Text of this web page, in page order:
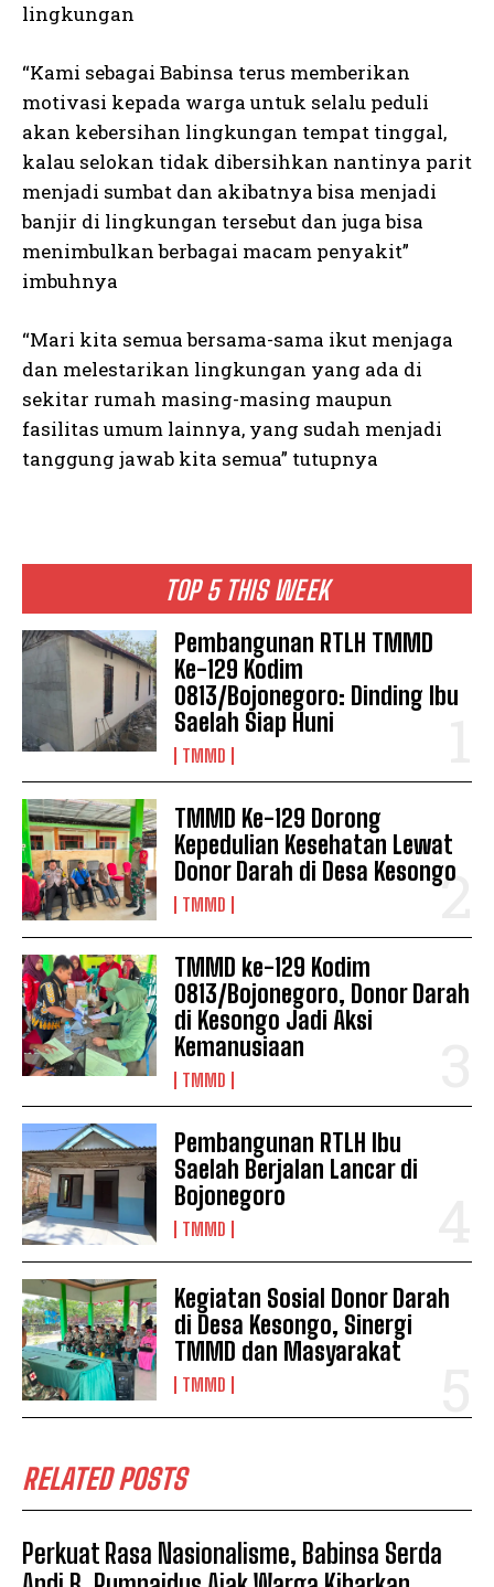
TOP 5 THIS WEEK
Pembangunan RTLH TMMD
Ke-129 Kodim
0813/Bojonegoro: Dinding Ibu
Saelah Siap Huni
TMMD
TMMD Ke-129 Dorong
Kepedulian Kesehatan Lewat
Donor Darah di Desa Kesongo
TMMD
TMMD ke-129 Kodim
0813/Bojonegoro, Donor Darah
di Kesongo Jadi Aksi
Kemanusiaan
TMMD
Pembangunan RTLH Ibu
Saelah Berjalan Lancar di
Bojonegoro
TMMD
Kegiatan Sosial Donor Darah
di Desa Kesongo, Sinergi
TMMD dan Masyarakat
TMMD
RELATED POSTS
Perkuat Rasa Nasionalisme, Babinsa Serda
lingkungan
“Kami sebagai Babinsa terus memberikan
motivasi kepada warga untuk selalu peduli
akan kebersihan lingkungan tempat tinggal,
kalau selokan tidak dibersihkan nantinya parit
menjadi sumbat dan akibatnya bisa menjadi
banjir di lingkungan tersebut dan juga bisa
menimbulkan berbagai macam penyakit”
imbuhnya
“Mari kita semua bersama-sama ikut menjaga
dan melestarikan lingkungan yang ada di
sekitar rumah masing-masing maupun
fasilitas umum lainnya, yang sudah menjadi
tanggung jawab kita semua” tutupnya